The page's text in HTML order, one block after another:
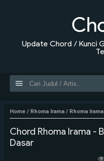
Update Chord / Kunci
Home / Rhoma Irama / Rhoma
Chord Rhoma Irama -
Dasar